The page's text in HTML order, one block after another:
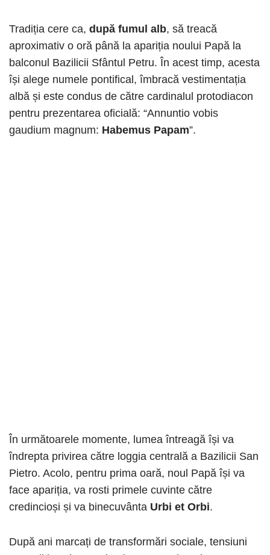
Tradiția cere ca, după fumul alb, să treacă
aproximativ o oră până la apariția noului Papă la
balconul Bazilicii Sfântul Petru. În acest timp, acesta
își alege numele pontifical, îmbracă vestimentația
albă și este condus de către cardinalul protodiacon
pentru prezentarea oficială: “Annuntio vobis
gaudium magnum: Habemus Papam”.
În următoarele momente, lumea întreagă își va
îndrepta privirea către loggia centrală a Bazilicii San
Pietro. Acolo, pentru prima oară, noul Papă își va
face apariția, va rosti primele cuvinte către
credincioși și va binecuvânta Urbi et Orbi.
După ani marcați de transformări sociale, tensiuni